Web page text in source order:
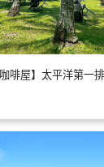
啡屋】太平洋第一